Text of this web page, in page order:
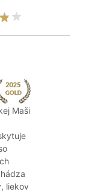
Maši
liekov